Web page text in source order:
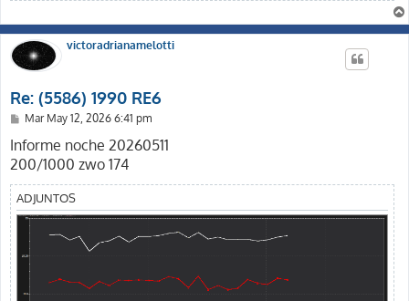
victoradrianamelotti
Re: (5586) 1990 RE6
M
n
s
a
j
e
Mar May 12, 2026 6:41 pm
Informe noche 20260511
200/1000 zwo 174
ADJUNTOS